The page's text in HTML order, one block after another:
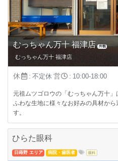
むっちゃん万十 福津店 外観
むっちゃん万十 福津店
休 : 不定休 営 : 10:00-18:00
元祖ムツゴロウの「むっちゃん万十
ふわな生地に様々なお好みの具材か
す。
ひらた眼科
日蒔野 エリア 病院・歯医者 眼科